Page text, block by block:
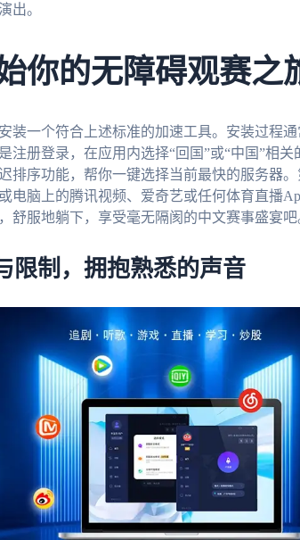
出。
你的无障碍观赛之
装一个符合上述标准的加速工具。安装过程
注册登录，在应用内选择“回国”或“中国”相
排序功能，帮你一键选择当前最快的服务器
电脑上的腾讯视频、爱奇艺或任何体育直播
舒服地躺下，享受毫无隔阂的中文赛事盛宴吧
限制，拥抱熟悉的声音